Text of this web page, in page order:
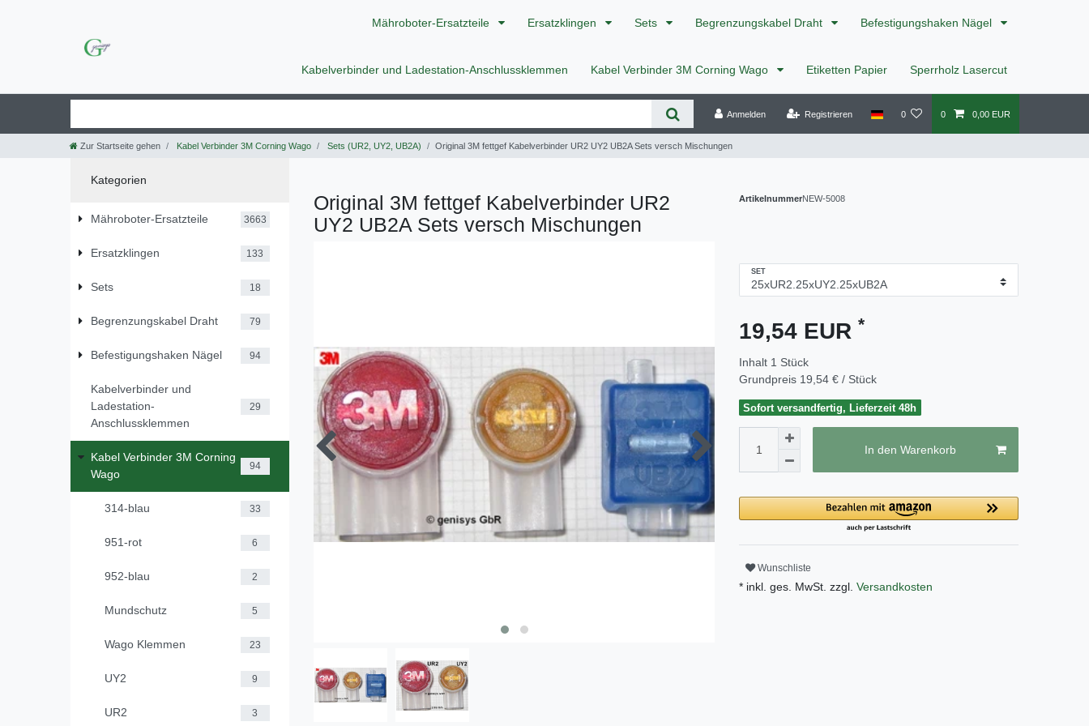
Mähroboter-Ersatzteile Ersatzklingen Sets Begrenzungskabel Draht Befestigungshaken Nägel
Kabelverbinder und Ladestation-Anschlussklemmen Kabel Verbinder 3M Corning Wago Etiketten Papier Sperrholz Lasercut
Anmelden Registrieren 0 0 0,00 EUR
Zur Startseite gehen Kabel Verbinder 3M Corning Wago Sets (UR2, UY2, UB2A) Original 3M fettgef Kabelverbinder UR2 UY2 UB2A Sets versch Mischungen
Kategorien
Mähroboter-Ersatzteile 3663
Ersatzklingen 133
Sets 18
Begrenzungskabel Draht 79
Befestigungshaken Nägel 94
Kabelverbinder und
Ladestation-
Anschlussklemmen
29
Kabel Verbinder 3M Corning
Wago
94
314-blau 33
951-rot 6
952-blau 2
Mundschutz 5
Wago Klemmen 23
UY2 9
UR2 3
Original 3M fettgef Kabelverbinder UR2
UY2 UB2A Sets versch Mischungen
ArtikelnummerNEW-5008
SET
19,54 EUR *
Inhalt 1 Stück
Grundpreis 19,54 € / Stück
Sofort versandfertig, Lieferzeit 48h
In den Warenkorb
Wunschliste
* inkl. ges. MwSt. zzgl. Versandkosten